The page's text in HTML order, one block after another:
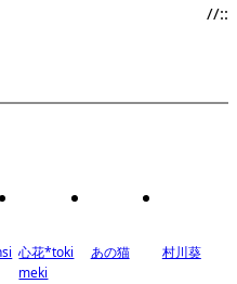
//::
心花*toki
meki
あの猫 村川葵